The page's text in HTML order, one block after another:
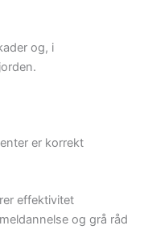
og, i
er korrekt
effektivitet
og grå råd